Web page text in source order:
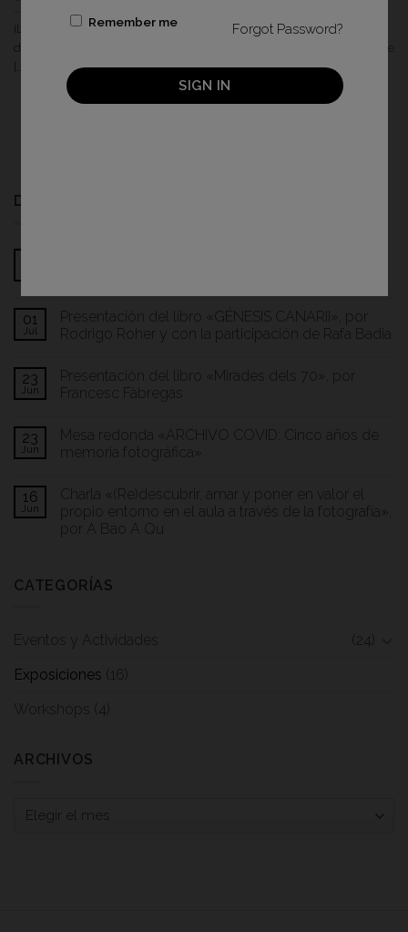
¡Llega a la Wonder Expo la exposición «El pulso del volcán»,
del XPhotographer Arturo Rodriguez sobre la erupción del volcán de
[...]
DESTACADOS
01
Jul
Presentación del libro «GÉNESIS CANARII», por
Rodrigo Roher y con la participación de Rafa Badia
23
Jun
Presentación del libro «Mirades dels 70», por
Francesc Fàbregas
23
Jun
Mesa redonda «ARCHIVO COVID: Cinco años de
memoria fotográfica»
16
Jun
Charla «(Re)descubrir, amar y poner en valor el
propio entorno en el aula a través de la fotografía»,
por A Bao A Qu
CATEGORÍAS
Eventos y Actividades
(24)
Exposiciones (16)
Workshops (4)
ARCHIVOS
Archivos
Remember me Forgot Password?
SIGN IN